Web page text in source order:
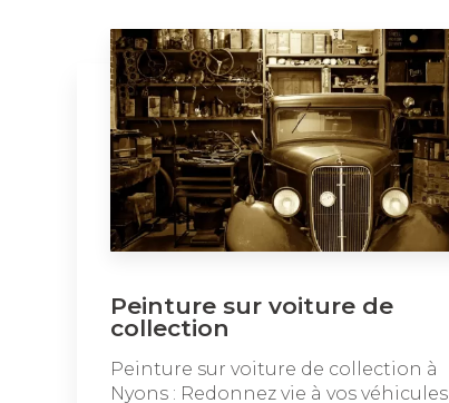
Peinture sur voiture de
collection
Peinture sur voiture de collection à
Nyons : Redonnez vie à vos véhicules